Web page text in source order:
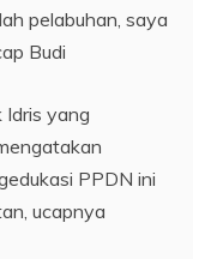
pelabuhan, saya
Budi
Idris yang
PPDN ini
ucapnya